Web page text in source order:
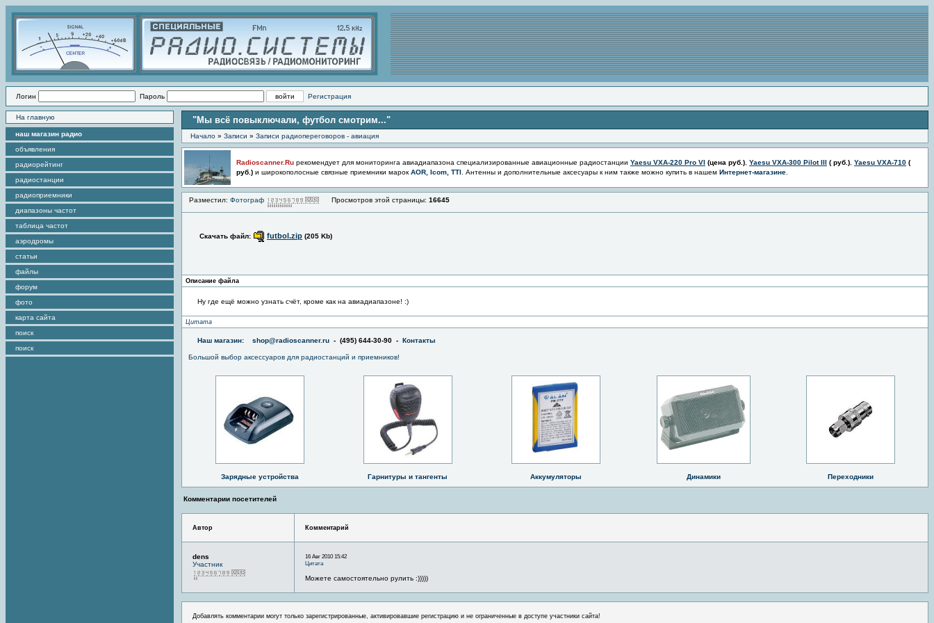
Логин Пароль Регистрация
На главную
наш магазин радио
объявления
радиорейтинг
радиостанции
радиоприемники
диапазоны частот
таблица частот
аэродромы
статьи
файлы
форум
фото
карта сайта
поиск
поиск
"Мы всё повыключали, футбол смотрим..."
Начало » Записи » Записи радиопереговоров - авиация
Radioscanner.Ru рекомендует для мониторинга авиадиапазона специализированные авиационные радиостанции Yaesu VXA-220 Pro VI (цена руб.) Yaesu VXA-300 Pilot III ( руб.) Yaesu VXA-710 (
руб.) и широкополосные связные приемники марок AOR, Icom, TTI . Антенны и дополнительные аксесуары к ним также можно купить в нашем Интернет-магазине
Разместил: Фотограф Просмотров этой страницы: 16645
Скачать файл: futbol.zip (205 Kb)
Описание файла
Ну где ещё можно узнать счёт, кроме как на авиадиапазоне! :)
Цитата
Наш магазин: shop@radioscanner.ru - (495) 644-30-90 - Контакты
Большой выбор аксессуаров для радиостанций и приемников!
Зарядные устройства Гарнитуры и тангенты Аккумуляторы Динамики Переходники
Комментарии посетителей
Автор Комментарий
dens
Участник
16 Авг 2010 15:42
Цитата
Можете самостоятельно рулить :)))))
Добавлять комментарии могут только зарегистрированные, активировавшие регистрацию и не ограниченные в доступе участники сайта!